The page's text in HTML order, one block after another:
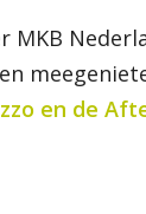
MKB
en de